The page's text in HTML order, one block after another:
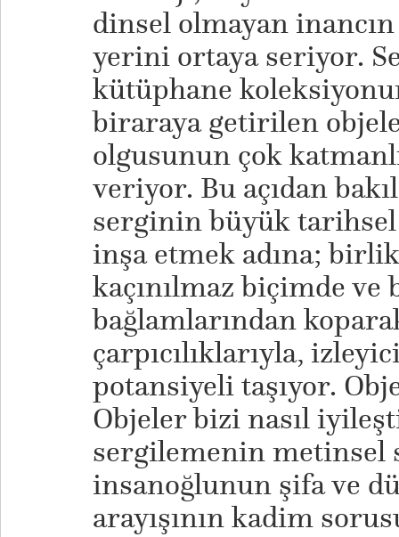
dinsel olmayan
yerini ortaya seriyor.
kütüphane
biraraya getirilen
olgusunun çok
veriyor. Bu açıdan
serginin büyük
inşa etmek adına;
kaçınılmaz biçimde ve
bağlamlarından
çarpıcılıklarıyla,
potansiyeli taşıyor.
Objeler bizi nasıl
sergilemenin
insanoğlunun şifa ve
arayışının kadim